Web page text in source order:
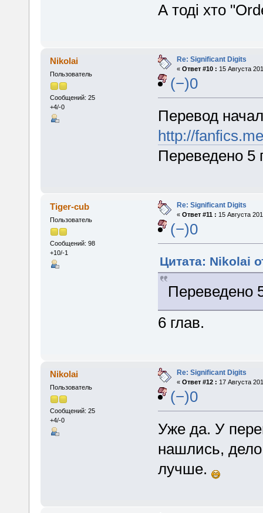
А тоді хто
Nikolai
Пользователь
Сообщений: 25
+4/-0
Re: Significant Digits
« Ответ #10 : 15 Августа
(−)0
Перевод
http://
Переведено 5
Tiger-cub
Пользователь
Сообщений: 98
+10/-1
Re: Significant Digits
« Ответ #11 : 15 Августа
(−)0
Цитата: Nikolai
Переведено
6 глав.
Nikolai
Пользователь
Сообщений: 25
+4/-0
Re: Significant Digits
« Ответ #12 : 17 Августа
(−)0
Уже да. У
нашлись,
лучше.